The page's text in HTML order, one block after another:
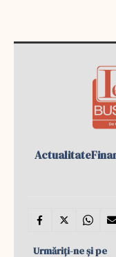
Actualitate
Urmăriți-ne și pe